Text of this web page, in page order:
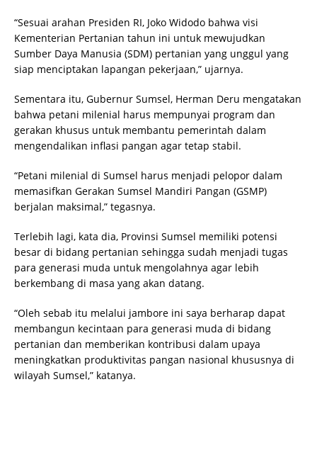
“Sesuai arahan Presiden RI, Joko Widodo bahwa visi
Kementerian Pertanian tahun ini untuk mewujudkan
Sumber Daya Manusia (SDM) pertanian yang unggul yang
siap menciptakan lapangan pekerjaan,” ujarnya.
Sementara itu, Gubernur Sumsel, Herman Deru mengatakan
bahwa petani milenial harus mempunyai program dan
gerakan khusus untuk membantu pemerintah dalam
mengendalikan inflasi pangan agar tetap stabil.
“Petani milenial di Sumsel harus menjadi pelopor dalam
memasifkan Gerakan Sumsel Mandiri Pangan (GSMP)
berjalan maksimal,” tegasnya.
Terlebih lagi, kata dia, Provinsi Sumsel memiliki potensi
besar di bidang pertanian sehingga sudah menjadi tugas
para generasi muda untuk mengolahnya agar lebih
berkembang di masa yang akan datang.
“Oleh sebab itu melalui jambore ini saya berharap dapat
membangun kecintaan para generasi muda di bidang
pertanian dan memberikan kontribusi dalam upaya
meningkatkan produktivitas pangan nasional khususnya di
wilayah Sumsel,” katanya.